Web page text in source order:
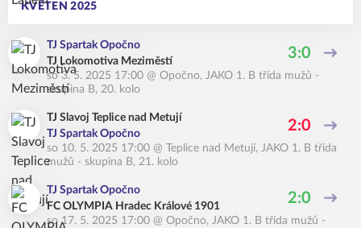
KVĚTEN 2025
TJ Spartak Opočno
TJ Lokomotiva Meziměstí
3:0
so 3. 5. 2025 17:00 @ Opočno, JAKO 1. B třída mužů -
skupina B, 20. kolo
TJ Slavoj Teplice nad Metují
TJ Spartak Opočno
2:0
so 10. 5. 2025 17:00 @ Teplice nad Metují, JAKO 1. B třída
mužů - skupina B, 21. kolo
TJ Spartak Opočno
FC OLYMPIA Hradec Králové 1901
2:0
so 17. 5. 2025 17:00 @ Opočno, JAKO 1. B třída mužů -